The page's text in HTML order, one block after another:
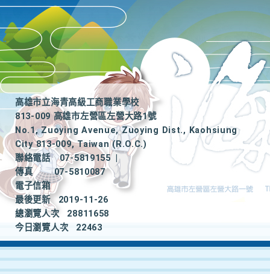
高雄市立海青高級工商職業學校
813-009 高雄市左營區左營大路1號
No.1, Zuoying Avenue, Zuoying Dist., Kaohsiung
City 813-009, Taiwan (R.O.C.)
聯絡電話
07-5819155
|
傳真
07-5810087
電子信箱
最後更新
2019-11-26
總瀏覽人次
28811658
今日瀏覽人次
22463